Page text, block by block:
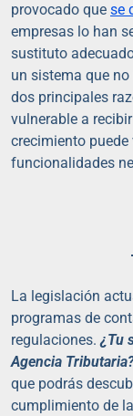
provocado que se
empresas lo han
sustituto
un sistema que
dos principales
vulnerable a
crecimiento
funcionalidades
La legislación
programas de
regulaciones.¿Tu
Agencia
que podrás
cumplimiento de